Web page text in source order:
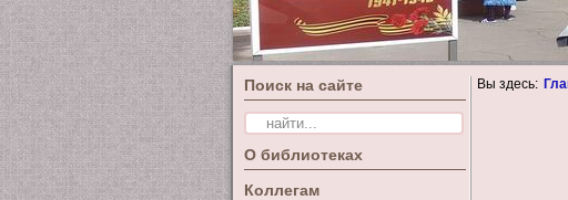
Поиск на сайте
О библиотеках
Коллегам
Вы здесь: